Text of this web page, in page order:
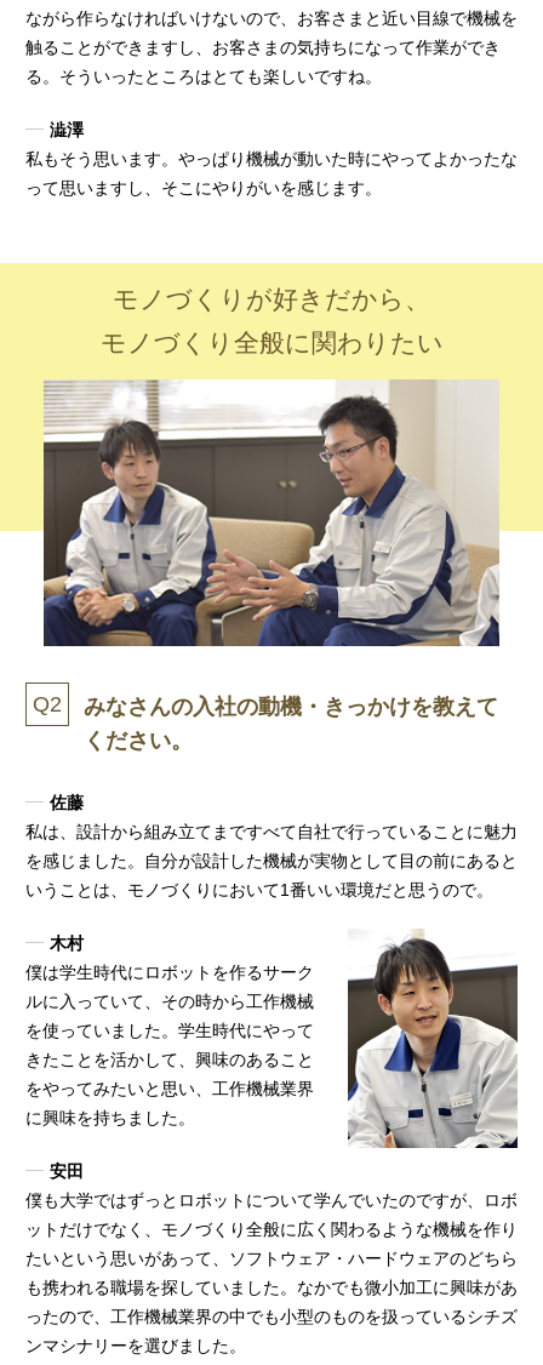
ながら作らなければいけないので、お客さまと近い目線で機械を
触ることができますし、お客さまの気持ちになって作業ができ
る。そういったところはとても楽しいですね。
澁澤
私もそう思います。やっぱり機械が動いた時にやってよかったな
って思いますし、そこにやりがいを感じます。
モノづくりが好きだから、
モノづくり全般に関わりたい
Q2
みなさんの入社の動機・きっかけを教えて
ください。
佐藤
私は、設計から組み立てまですべて自社で行っていることに魅力
を感じました。自分が設計した機械が実物として目の前にあると
いうことは、モノづくりにおいて1番いい環境だと思うので。
木村
僕は学生時代にロボットを作るサーク
ルに入っていて、その時から工作機械
を使っていました。学生時代にやって
きたことを活かして、興味のあること
をやってみたいと思い、工作機械業界
に興味を持ちました。
安田
僕も大学ではずっとロボットについて学んでいたのですが、ロボ
ットだけでなく、モノづくり全般に広く関わるような機械を作り
たいという思いがあって、ソフトウェア・ハードウェアのどちら
も携われる職場を探していました。なかでも微小加工に興味があ
ったので、工作機械業界の中でも小型のものを扱っているシチズ
ンマシナリーを選びました。